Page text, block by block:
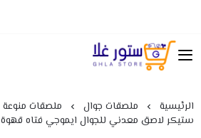
ستور غلا
الرئيسية ملصقات جوال
ملصقات منوعة
ستيكر لاصق معدني للجوال ايموجي فتاه قهوة